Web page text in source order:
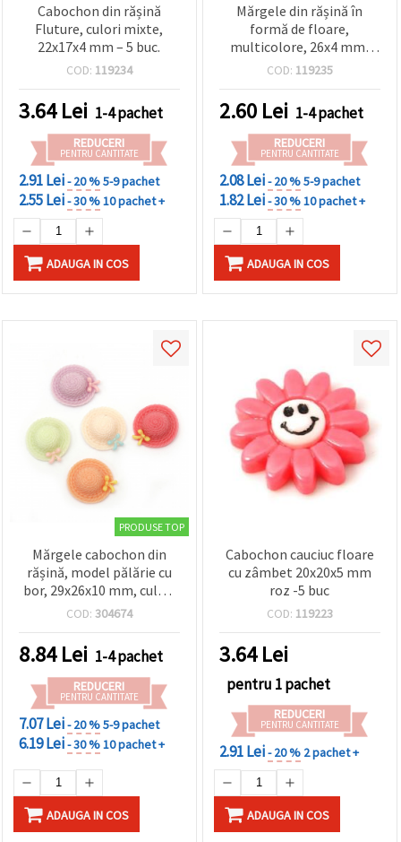
Cabochon din rășină
Fluture, culori mixte,
22x17x4 mm – 5 buc.
COD: 119234
3.64Lei 1-4 pachet
REDUCERI
PENTRU CANTITATE
2.91 Lei- 20 %5-9 pachet
2.55 Lei- 30 %10 pachet +
ADAUGA IN COS
Mărgele din rășină în
formă de floare,
multicolore, 26x4 mm,
orificiu: 10 mm, pentru
handmade/craft - set 5
bucăți
COD: 119235
2.60 Lei 1-4 pachet
REDUCERI
PENTRU CANTITATE
2.08 Lei- 20 %5-9 pachet
1.82 Lei- 30 %10 pachet +
ADAUGA IN COS
PRODUSE TOP
Mărgele cabochon din
rășină, model pălărie cu
bor, 29x26x10 mm, culori
mixte - 5 bucăți
COD: 304674
8.84Lei 1-4 pachet
REDUCERI
PENTRU CANTITATE
7.07 Lei- 20 %5-9 pachet
6.19 Lei- 30 %10 pachet +
ADAUGA IN COS
Cabochon cauciuc floare
cu zâmbet 20x20x5 mm
roz -5 buc
COD: 119223
3.64Lei
pentru 1 pachet
REDUCERI
PENTRU CANTITATE
2.91 Lei- 20 % 2 pachet +
ADAUGA IN COS